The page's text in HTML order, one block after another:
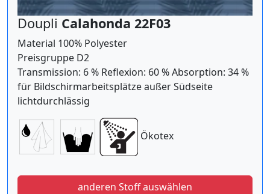
Doupli Calahonda 22F03
Material 100% Polyester
Preisgruppe D2
Transmission: 6 % Reflexion: 60 % Absorption: 34 %
für Bildschirmarbeitsplätze außer Südseite
lichtdurchlässig
Ökotex
anderen Stoff auswählen